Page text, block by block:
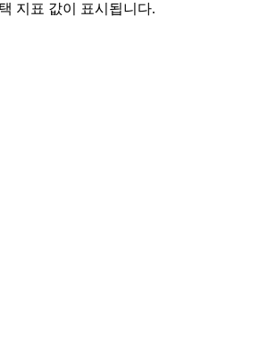
지표 값이 표시됩니다.